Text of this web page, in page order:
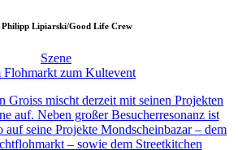
Philipp Lipiarski/Good Life Crew
Szene
Flohmarkt zum Kultevent
Groiss mischt derzeit mit seinen Projekten
auf. Neben großer Besucherresonanz ist
auf seine Projekte Mondscheinbazar – dem
– sowie dem Streetkitchen